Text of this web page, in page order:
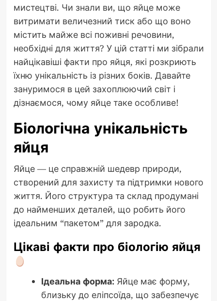
мистецтві. Чи знали ви, що яйце може
витримати величезний тиск або що воно
містить майже всі поживні речовини,
необхідні для життя? У цій статті ми зібрали
найцікавіші факти про яйця, які розкриють
їхню унікальність із різних боків. Давайте
зануримося в цей захоплюючий світ і
дізнаємося, чому яйце таке особливе!
Біологічна унікальність
яйця
Яйце — це справжній шедевр природи,
створений для захисту та підтримки нового
життя. Його структура та склад продумані
до найменших деталей, що робить його
ідеальним “пакетом” для зародка.
Цікаві факти про біологію яйця
Ідеальна форма:Яйце має форму,
близьку до еліпсоїда, що забезпечує